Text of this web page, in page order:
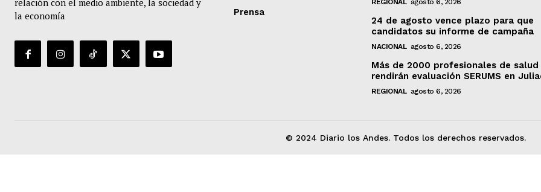
la economía
Prensa
REGIONAL agosto 6, 2026
24 de agosto vence plazo para que
candidatos su informe de campaña
NACIONAL agosto 6, 2026
Más de 2000 profesionales de salud
rendirán evaluación SERUMS en
REGIONAL agosto 6, 2026
© 2024 Diario los Andes. Todos los derechos reservados.